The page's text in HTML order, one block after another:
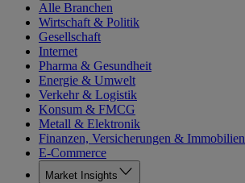
Alle Branchen
Wirtschaft & Politik
Gesellschaft
Internet
Pharma & Gesundheit
Energie & Umwelt
Verkehr & Logistik
Konsum & FMCG
Metall & Elektronik
Finanzen, Versicherungen & Immobilien
E-Commerce
Market Insights